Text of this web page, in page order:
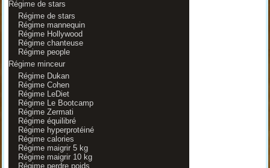
Régime de stars
Régime de stars
Régime mannequin
Régime Hollywood
Régime chanteuse
Régime people
Régime minceur
Régime Dukan
Régime Cohen
Régime LeDiet
Régime Le Bootcamp
Régime Zermati
Régime équilibré
Régime hyperprotéiné
Régime calories
Régime maigrir 5 kg
Régime maigrir 10 kg
Régime perdre poids